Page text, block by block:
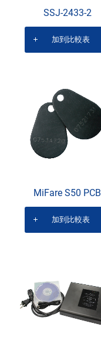
SSJ-2433-2
加到比較表
MiFare S50 PCB
加到比較表